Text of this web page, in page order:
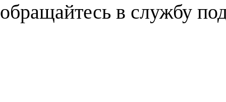
обращайтесь в службу